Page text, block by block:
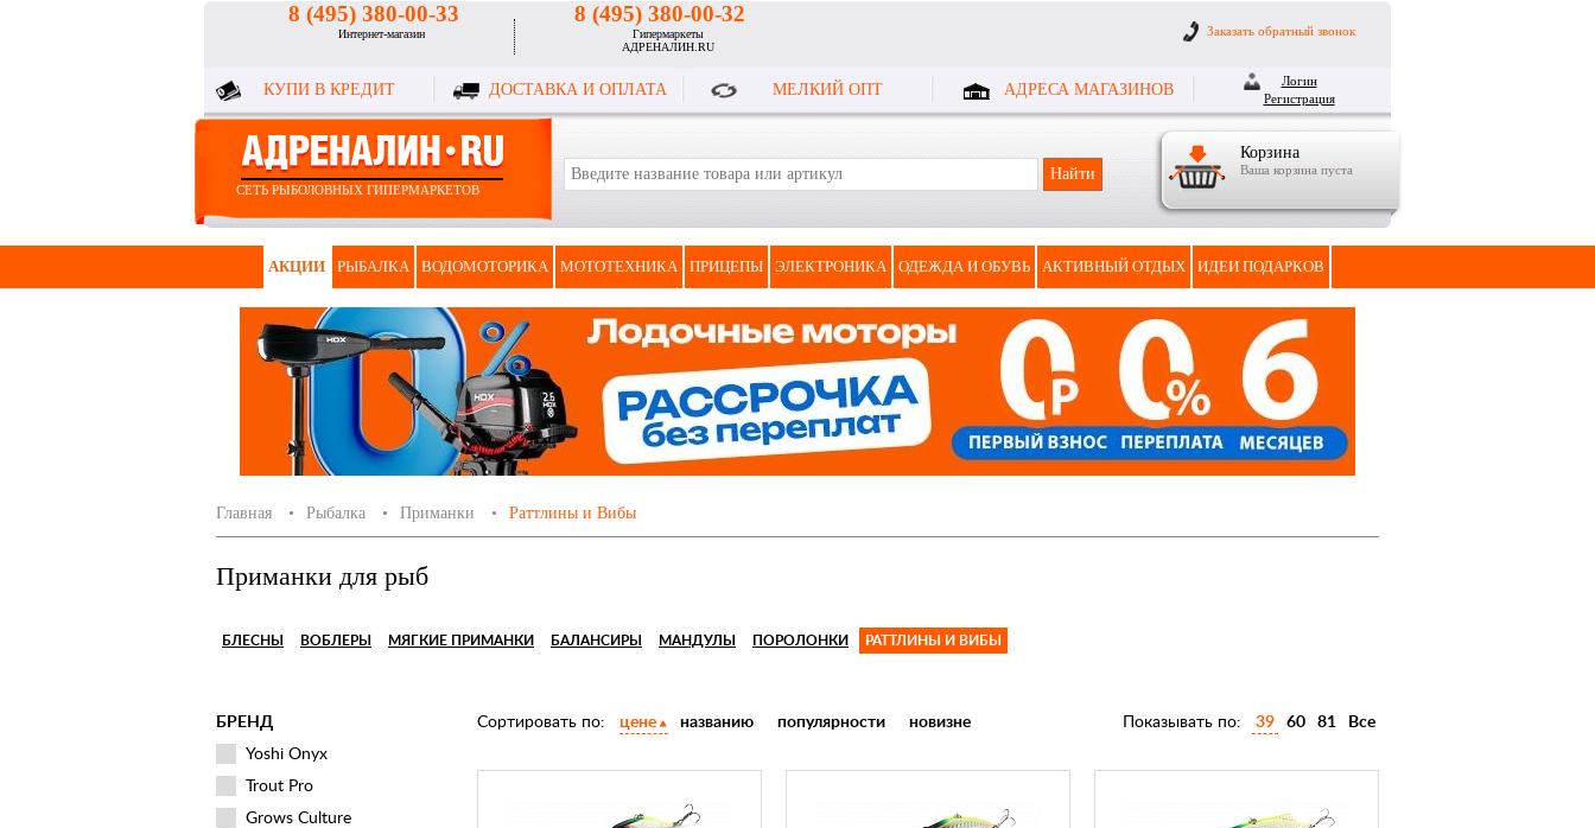
8 (495) 380-00-33
Интернет-магазин
8 (495) 380-00-32
Гипермаркеты
АДРЕНАЛИН.RU
Заказать обратный звонок
КУПИ В КРЕДИТ ДОСТАВКА И ОПЛАТА МЕЛКИЙ ОПТ АДРЕСА МАГАЗИНОВ
Логин
Регистрация
Корзина
Ваша корзина пуста
СЕТЬ РЫБОЛОВНЫХ ГИПЕРМАРКЕТОВ
АКЦИИ РЫБАЛКА ВОДОМОТОРИКА МОТОТЕХНИКА ПРИЦЕПЫ ЭЛЕКТРОНИКА ОДЕЖДА И ОБУВЬ АКТИВНЫЙ ОТДЫХ ИДЕИ ПОДАРКОВ
Главная Рыбалка Приманки Раттлины и Вибы
Приманки для рыб
БЛЕСНЫ ВОБЛЕРЫ МЯГКИЕ ПРИМАНКИ БАЛАНСИРЫ МАНДУЛЫ ПОРОЛОНКИ РАТТЛИНЫ И ВИБЫ
БРЕНД
Yoshi Onyx
Trout Pro
Grows Culture
Сортировать по: цене названию популярности новизне Показывать по: 39 60 81 Все